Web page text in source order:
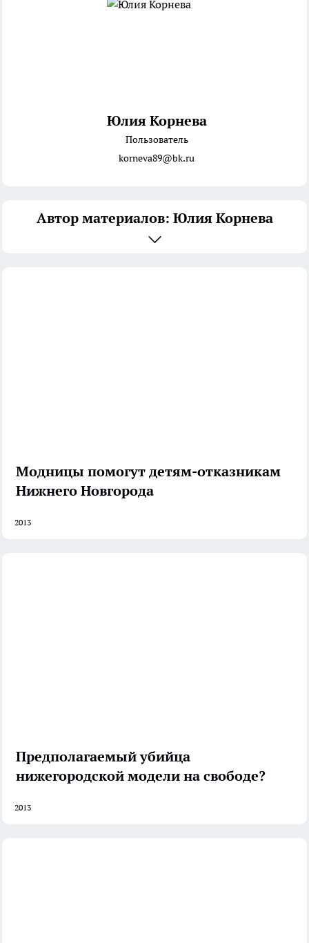
Юлия Корнева
Пользователь
korneva89@bk.ru
Автор материалов: Юлия Корнева
Модницы помогут детям-отказникам
Нижнего Новгорода
2013
Предполагаемый убийца
нижегородской модели на свободе?
2013